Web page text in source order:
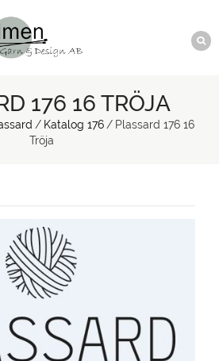
176 16 TRÖJA
/ Katalog 176 / Plassard 176 16
Tröja